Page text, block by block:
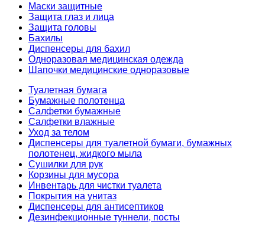
Маски защитные
Защита глаз и лица
Защита головы
Бахилы
Диспенсеры для бахил
Одноразовая медицинская одежда
Шапочки медицинские одноразовые
Туалетная бумага
Бумажные полотенца
Салфетки бумажные
Салфетки влажные
Уход за телом
Диспенсеры для туалетной бумаги, бумажных
полотенец, жидкого мыла
Сушилки для рук
Корзины для мусора
Инвентарь для чистки туалета
Покрытия на унитаз
Диспенсеры для антисептиков
Дезинфекционные туннели, посты